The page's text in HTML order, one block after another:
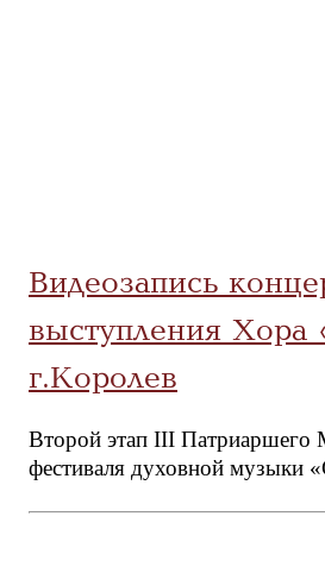
Видеозапись
выступления Хора
г.Королев
Второй этап III Патриаршего
фестиваля духовной музыки